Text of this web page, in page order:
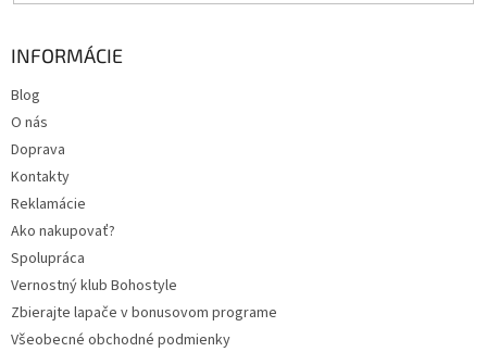
INFORMÁCIE
Blog
O nás
Doprava
Kontakty
Reklamácie
Ako nakupovať?
Spolupráca
Vernostný klub Bohostyle
Zbierajte lapače v bonusovom programe
Všeobecné obchodné podmienky